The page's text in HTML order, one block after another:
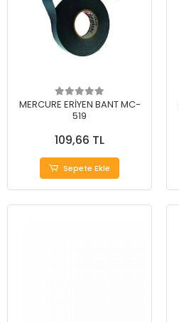
MERCURE ERİYEN BANT MC-
519
109,66 TL
Sepete Ekle